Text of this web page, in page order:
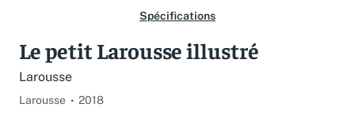
Spécifications
Le petit Larousse illustré
Larousse
Larousse 2018